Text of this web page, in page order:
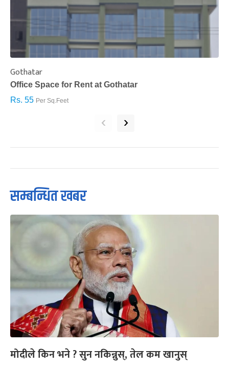
Gothatar
Office Space for Rent at Gothatar
Rs. 55 Per Sq.Feet
‹ ›
सम्बन्धित खबर
मोदीले किन भने ? सुन नकिन्नुस्, तेल कम खानुस्